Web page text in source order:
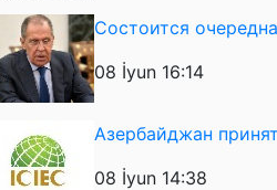
Состоится
08 İyun 16:14
Азербайджан
08 İyun 14:38